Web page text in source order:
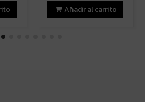
Añadir al carrito